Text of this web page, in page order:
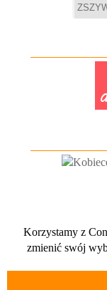
Korzystamy z
zmienić swój